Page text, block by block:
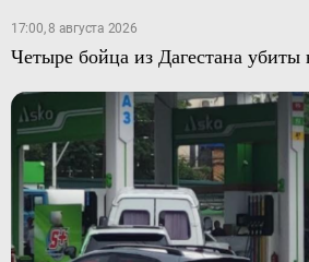
17:00, 8 августа 2026
Четыре бойца из Дагестана